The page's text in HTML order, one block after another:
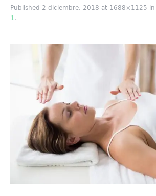
Published 2 diciembre, 2018 at 1688×1125 in
1.